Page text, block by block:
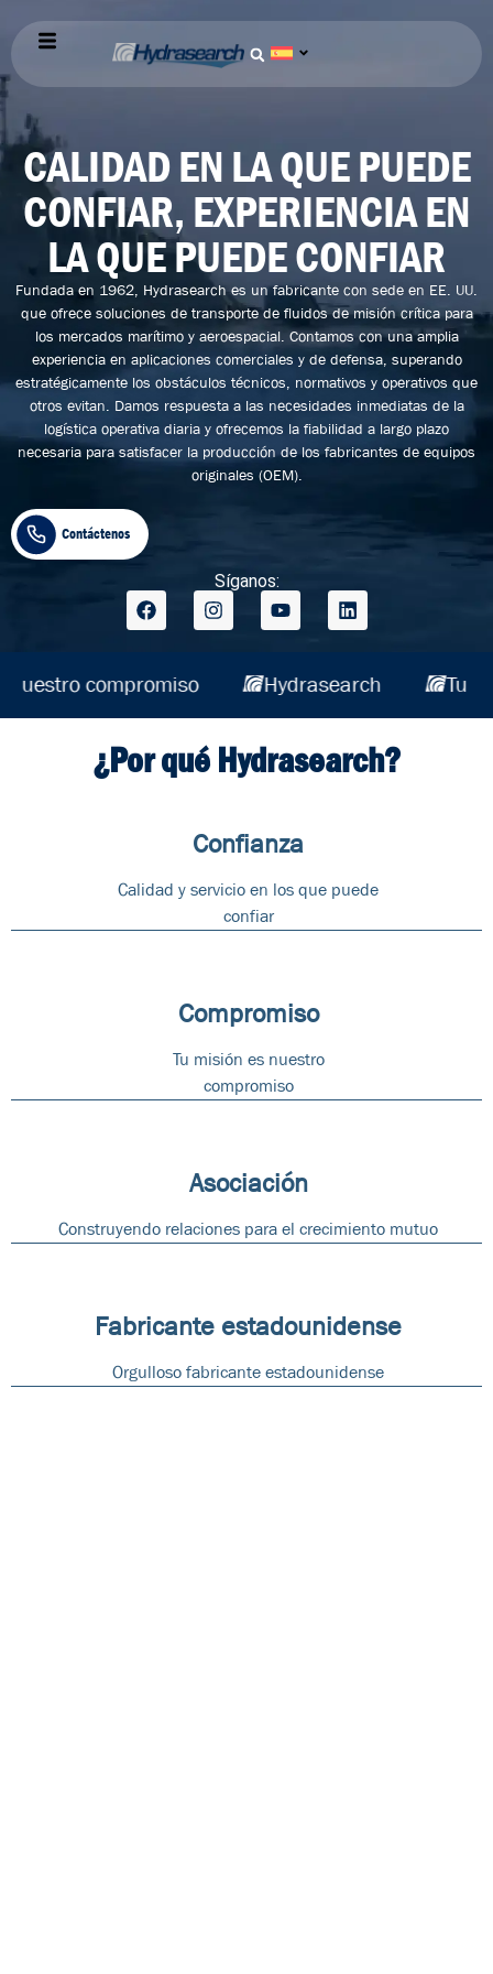
CALIDAD EN LA QUE PUEDE
CONFIAR, EXPERIENCIA EN
LA QUE PUEDE CONFIAR
Fundada en 1962, Hydrasearch es un fabricante con sede en EE. UU.
que ofrece soluciones de transporte de fluidos de misión crítica para
los mercados marítimo y aeroespacial. Contamos con una amplia
experiencia en aplicaciones comerciales y de defensa, superando
estratégicamente los obstáculos técnicos, normativos y operativos que
otros evitan. Damos respuesta a las necesidades inmediatas de la
logística operativa diaria y ofrecemos la fiabilidad a largo plazo
necesaria para satisfacer la producción de los fabricantes de equipos
originales (OEM).
Contáctenos
Síganos:
Tu misión es nuestro compromiso
¿Por qué Hydrasearch?
Confianza
Calidad y servicio en los que puede
confiar
Compromiso
Tu misión es nuestro
compromiso
Asociación
Construyendo relaciones para el crecimiento mutuo
Fabricante estadounidense
Orgulloso fabricante estadounidense